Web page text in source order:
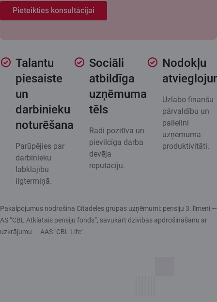
Pieteikties konsultācijai
Talantu
piesaiste
un
darbinieku
noturēšana
Parūpējies par
darbinieku
labklājību
ilgtermiņā.
Sociāli
atbildīga
uzņēmuma
tēls
Radi pozitīva un
pievilcīga darba
devēja
reputāciju.
Nodokļu
Uzlabo finanšu
pārvaldību un
palielini
uzņēmuma
produktivitāti.
Pakalpojumus nodrošina Citadeles grupas uzņēmumi: pensiju 3. līmeni —
AS “CBL Atklātais pensiju fonds”, savukārt dzīvības apdrošināšanu ar
uzkrājumu — AAS "CBL Life".